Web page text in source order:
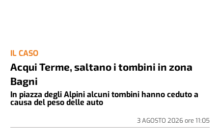
IL CASO
Acqui Terme, saltano i tombini in zona
Bagni
In piazza degli Alpini alcuni tombini hanno ceduto a
causa del peso delle auto
3 AGOSTO 2026ore 11:05